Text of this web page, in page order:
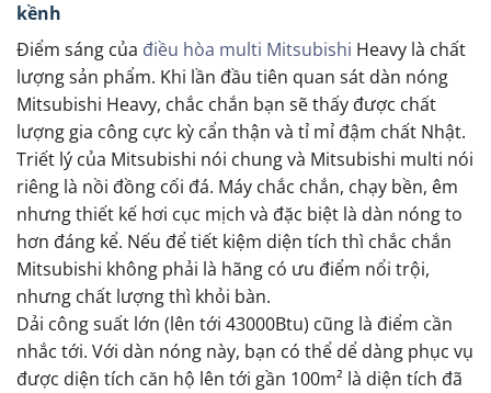
kềnh
Điểm sáng của điều hòa multi Mitsubishi Heavy là chất
lượng sản phẩm. Khi lần đầu tiên quan sát dàn nóng
Mitsubishi Heavy, chắc chắn bạn sẽ thấy được chất
lượng gia công cực kỳ cẩn thận và tỉ mỉ đậm chất Nhật.
Triết lý của Mitsubishi nói chung và Mitsubishi multi nói
riêng là nồi đồng cối đá. Máy chắc chắn, chạy bền, êm
nhưng thiết kế hơi cục mịch và đặc biệt là dàn nóng to
hơn đáng kể. Nếu để tiết kiệm diện tích thì chắc chắn
Mitsubishi không phải là hãng có ưu điểm nổi trội,
nhưng chất lượng thì khỏi bàn.
Dải công suất lớn (lên tới 43000Btu) cũng là điểm cần
nhắc tới. Với dàn nóng này, bạn có thể dể dàng phục vụ
được diện tích căn hộ lên tới gần 100m² là diện tích đã